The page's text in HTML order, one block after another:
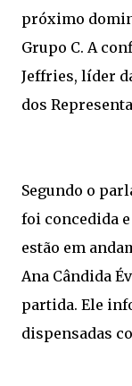
próximo
Grupo C. A
Jeffries, líder
dos
Segundo o
foi concedida
estão em
Ana Cândida
partida. Ele
dispensadas